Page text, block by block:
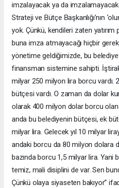
imzalayacak ya da
Strateji ve Bütçe Başkanlığı’nın
yok. Çünkü, kendileri zaten yatırım
buna imza atmayacağı hiçbir
yönetime geldiğimizde, bu
finansman sistemine sahipti.
milyar 250 milyon lira borcu vardı.
bütçesi vardı. O zaman da dolar
olarak 400 milyon dolar borcu olan
anda bu belediyenin bütçesi, ek
milyar lira. Gelecek yıl 10 milyar
andaki borcu da 80 milyon dolara
bazında borcu 1,5 milyar lira. Yani
temiz, mali disiplini de var. Sen
Çünkü olaya siyaseten bakıyor”